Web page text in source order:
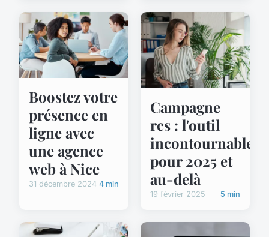
Boostez votre
présence en
ligne avec
une agence
web à Nice
31 décembre 2024 4 min
Campagne
rcs : l'outil
incontournable
pour 2025 et
au-delà
19 février 2025 5 min